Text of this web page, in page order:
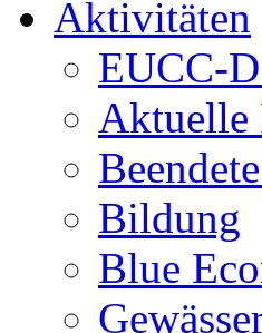
Aktivitäten
EUCC-
Aktuelle
Bildung
Blue